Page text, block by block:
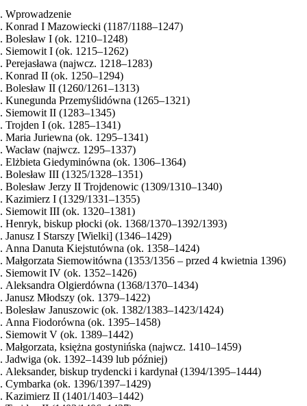
Wprowadzenie
Konrad I Mazowiecki (1187/1188–1247)
Bolesław I (ok. 1210–1248)
Siemowit I (ok. 1215–1262)
Perejasława (najwcz. 1218–1283)
Konrad II (ok. 1250–1294)
Bolesław II (1260/1261–1313)
Kunegunda Przemyślidówna (1265–1321)
Siemowit II (1283–1345)
Trojden I (ok. 1285–1341)
Maria Juriewna (ok. 1295–1341)
Wacław (najwcz. 1295–1337)
Elżbieta Giedyminówna (ok. 1306–1364)
Bolesław III (1325/1328–1351)
Bolesław Jerzy II Trojdenowic (1309/1310–1340)
Kazimierz I (1329/1331–1355)
Siemowit III (ok. 1320–1381)
Henryk, biskup płocki (ok. 1368/1370–1392/1393)
Janusz I Starszy [Wielki] (1346–1429)
Anna Danuta Kiejstutówna (ok. 1358–1424)
Małgorzata Siemowitówna (1353/1356 – przed 4 kwietnia 1396)
Siemowit IV (ok. 1352–1426)
Aleksandra Olgierdówna (1368/1370–1434)
Janusz Młodszy (ok. 1379–1422)
Bolesław Januszowic (ok. 1382/1383–1423/1424)
Anna Fiodorówna (ok. 1395–1458)
Siemowit V (ok. 1389–1442)
Małgorzata, księżna gostynińska (najwcz. 1410–1459)
Jadwiga (ok. 1392–1439 lub później)
Aleksander, biskup trydencki i kardynał (1394/1395–1444)
Cymbarka (ok. 1396/1397–1429)
Kazimierz II (1401/1403–1442)